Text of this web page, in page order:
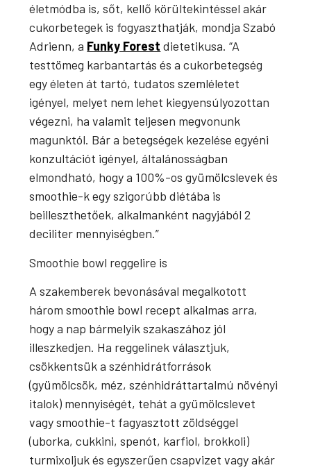
életmódba is, sőt, kellő körültekintéssel akár
cukorbetegek is fogyaszthatják, mondja Szabó
Adrienn, a Funky Forest dietetikusa. “A
testtömeg karbantartás és a cukorbetegség
egy életen át tartó, tudatos szemléletet
igényel, melyet nem lehet kiegyensúlyozottan
végezni, ha valamit teljesen megvonunk
magunktól. Bár a betegségek kezelése egyéni
konzultációt igényel, általánosságban
elmondható, hogy a 100%-os gyümölcslevek és
smoothie-k egy szigorúbb diétába is
beilleszthetőek, alkalmanként nagyjából 2
deciliter mennyiségben.”
Smoothie bowl reggelire is
A szakemberek bevonásával megalkotott
három smoothie bowl recept alkalmas arra,
hogy a nap bármelyik szakaszához jól
illeszkedjen. Ha reggelinek választjuk,
csökkentsük a szénhidrátforrások
(gyümölcsök, méz, szénhidráttartalmú növényi
italok) mennyiségét, tehát a gyümölcslevet
vagy smoothie-t fagyasztott zöldséggel
(uborka, cukkini, spenót, karfiol, brokkoli)
turmixoljuk és egyszerűen csapvizet vagy akár